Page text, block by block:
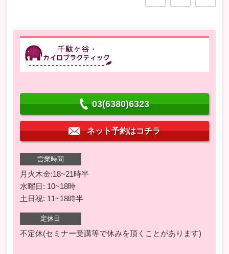
03(6380)6323
ネット予約はコチラ
営業時間
月火木金:18~21時半
水曜日: 10~18時
土日祝: 11~18時半
定休日
不定休(セミナー受講等で休みを頂くことがあります)